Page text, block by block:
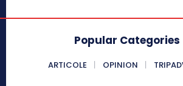
Popular Categories
ARTICOLE OPINION